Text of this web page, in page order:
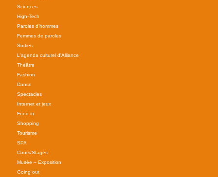
Sciences
High-Tech
Paroles d'hommes
Femmes de paroles
Sorties
L'agenda culturel d'Alliance
Théâtre
Fashion
Danse
Spectacles
Internet et jeux
Food-in
Shopping
Tourisme
SPA
Cours/Stages
Musée – Exposition
Going out